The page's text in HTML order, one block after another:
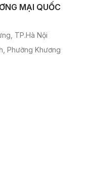
MẠI QUỐC
TP.Hà Nội
Phường Khương